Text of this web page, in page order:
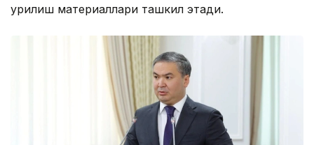
қурилиш материаллари ташкил этади.